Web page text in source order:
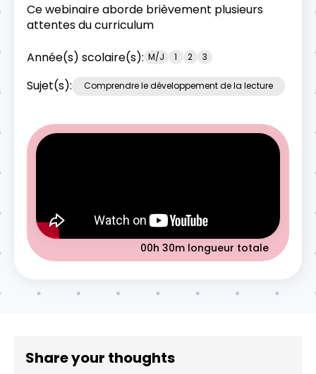
Ce webinaire aborde brièvement plusieurs
attentes du curriculum
Année(s) scolaire(s): M/J 1 2 3
Sujet(s): Comprendre le développement de la lecture
00h 30m longueur totale
Share your thoughts